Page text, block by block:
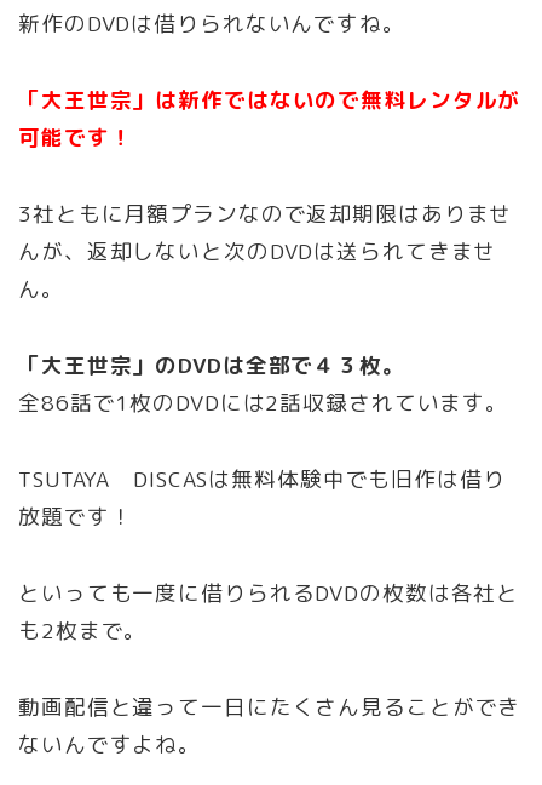
新作のDVDは借りられないんですね。
「大王世宗」は新作ではないので無料レンタルが
可能です！
3社ともに月額プランなので返却期限はありませ
んが、返却しないと次のDVDは送られてきませ
ん。
「大王世宗」のDVDは全部で４３枚。
全86話で1枚のDVDには2話収録されています。
TSUTAYA DISCASは無料体験中でも旧作は借り
放題です！
といっても一度に借りられるDVDの枚数は各社と
も2枚まで。
動画配信と違って一日にたくさん見ることができ
ないんですよね。